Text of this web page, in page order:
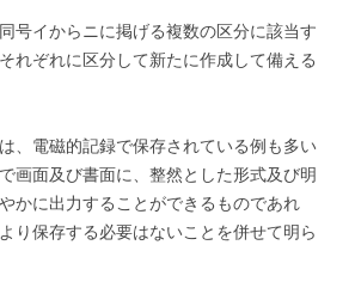
号イからニに掲げる複数の区分に該当す
れぞれに区分して新たに作成して備える
、電磁的記録で保存されている例も多い
画面及び書面に、整然とした形式及び明
かに出力することができるものであれ
り保存する必要はないことを併せて明ら